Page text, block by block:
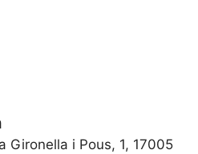
Gironella i Pous, 1, 17005